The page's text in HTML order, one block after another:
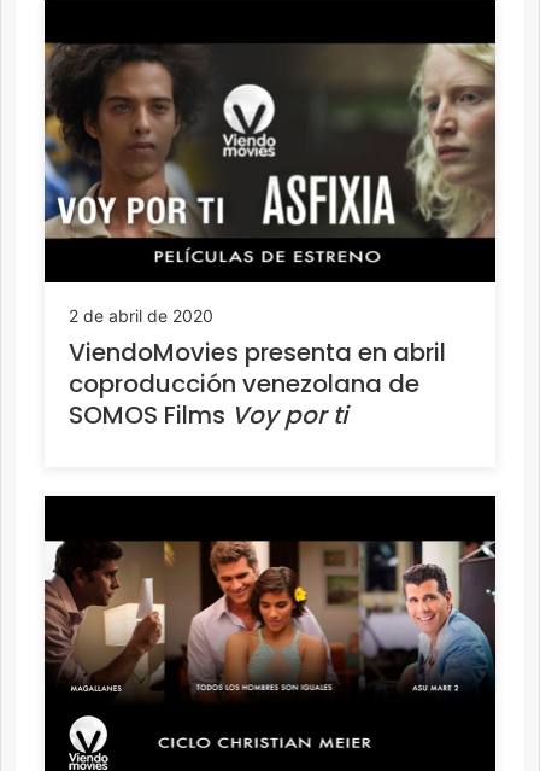
2 de abril de 2020
ViendoMovies presenta en abril
coproducción venezolana de
SOMOS Films Voy por ti